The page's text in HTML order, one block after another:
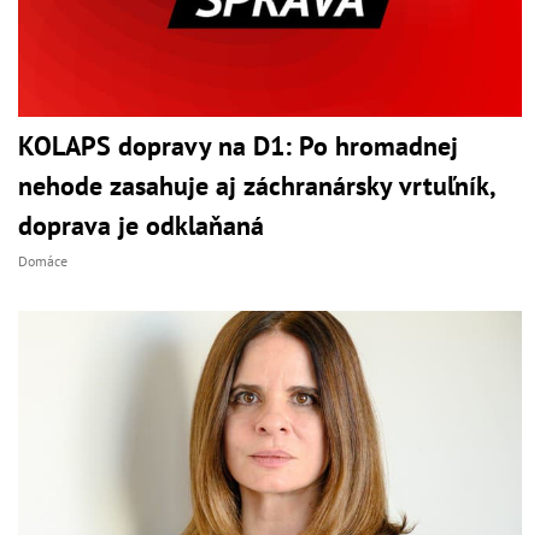
KOLAPS dopravy na D1: Po hromadnej
nehode zasahuje aj záchranársky vrtuľník,
doprava je odklaňaná
Domáce